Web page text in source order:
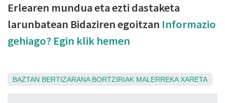
Erlearen mundua eta ezti dastaketa
larunbatean Bidaziren egoitzan Informazio
gehiago? Egin klik hemen
BAZTAN BERTIZARANA BORTZIRIAK MALERREKA XARETA